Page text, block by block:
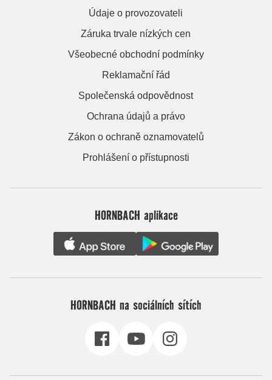
Údaje o provozovateli
Záruka trvale nízkých cen
Všeobecné obchodní podmínky
Reklamační řád
Společenská odpovědnost
Ochrana údajů a právo
Zákon o ochraně oznamovatelů
Prohlášení o přístupnosti
HORNBACH aplikace
HORNBACH na sociálních sítích